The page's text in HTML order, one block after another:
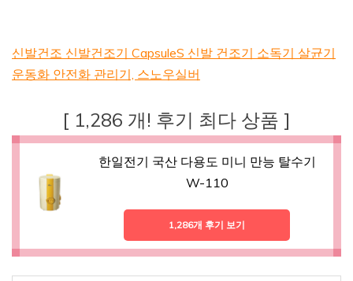
신발건조 신발건조기 CapsuleS 신발 건조기 소독기 살균기
운동화 안전화 관리기, 스노우실버
[ 1,286 개! 후기 최다 상품 ]
한일전기 국산 다용도 미니 만능 탈수기
W-110
1,286개 후기 보기